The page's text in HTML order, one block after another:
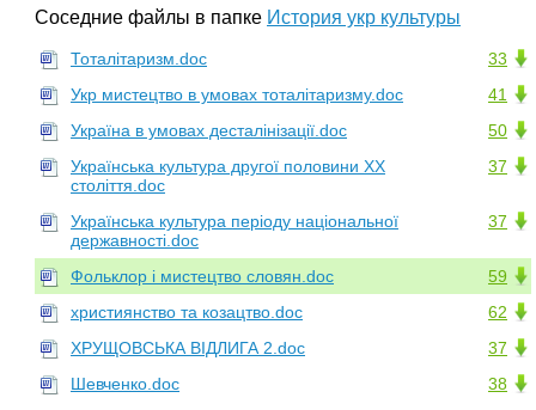
Соседние файлы в папке История укр культуры
33
Тоталітаризм.doc
41
Укр мистецтво в умовах тоталітаризму.doc
50
Україна в умовах десталінізації.doc
37
Українська культура другої половини XX
століття.doc
37
Українська культура періоду національної
державності.doc
59
Фольклор і мистецтво словян.doc
62
християнство та козацтво.doc
37
ХРУЩОВСЬКА ВІДЛИГА 2.doc
38
Шевченко.doc